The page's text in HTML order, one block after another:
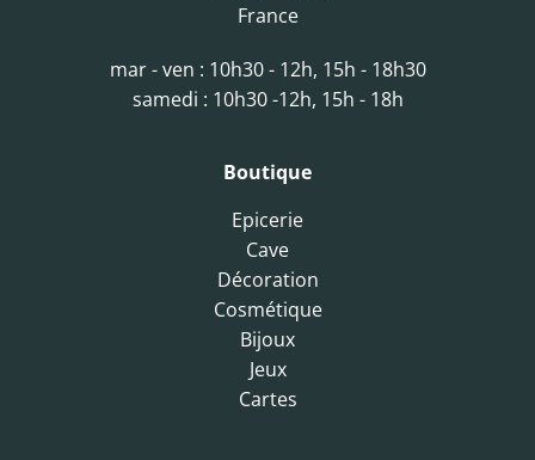
France
mar - ven : 10h30 - 12h, 15h - 18h30
samedi : 10h30 -12h, 15h - 18h
Boutique
Epicerie
Cave
Décoration
Cosmétique
Bijoux
Jeux
Cartes